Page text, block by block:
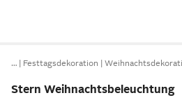
… Festtagsdekoration
Stern Weihnachtsbeleuchtung